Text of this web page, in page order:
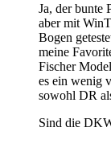
Ja, der bunte
aber mit
Bogen
meine
Fischer
es ein wenig
sowohl DR
Sind die